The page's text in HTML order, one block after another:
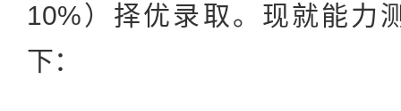
10%）择优录取。现就能力
下：